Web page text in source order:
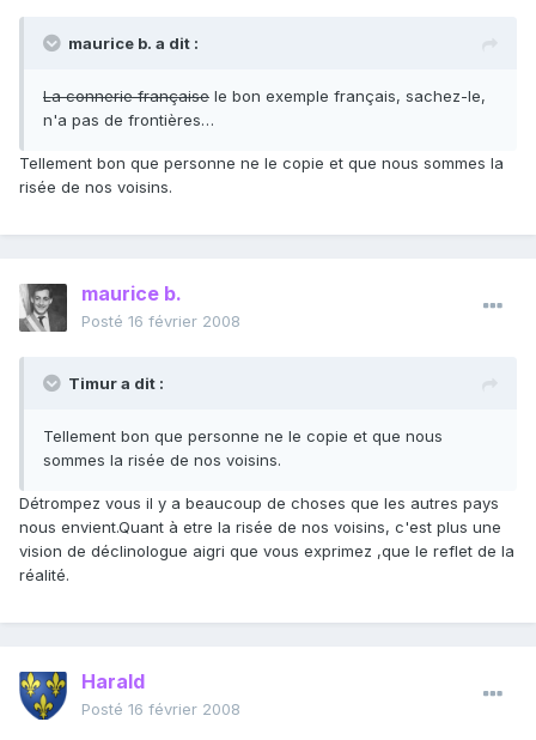
maurice b. a dit :
La connerie française le bon exemple français, sachez-le,
n'a pas de frontières…
Tellement bon que personne ne le copie et que nous sommes la
risée de nos voisins.
maurice b.
Posté 16 février 2008
Timur a dit :
Tellement bon que personne ne le copie et que nous
sommes la risée de nos voisins.
Détrompez vous il y a beaucoup de choses que les autres pays
nous envient.Quant à etre la risée de nos voisins, c'est plus une
vision de déclinologue aigri que vous exprimez ,que le reflet de la
réalité.
Harald
Posté 16 février 2008